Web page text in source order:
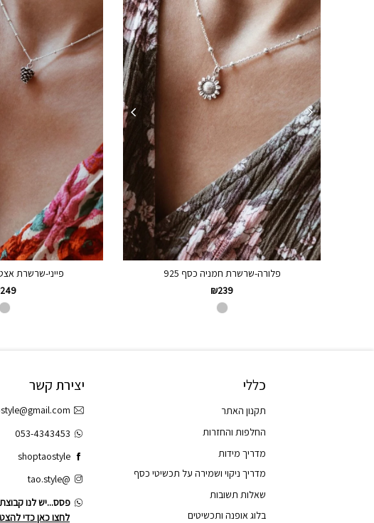
פלורה-שרשרת חמניה כסף 925
₪239
פייני-שרשרת
249
כללי
תקנון האתר
החלפות והחזרות
מדריך מידות
מדריך ניקוי ושמירה על תכשיטי כסף
שאלות תשובות
בלוג אופנה ותכשיטים
יצירת קשר
053-4343453
shoptaostyle
@tao.style
פסס...יש לנו
לחצו כאן כדי